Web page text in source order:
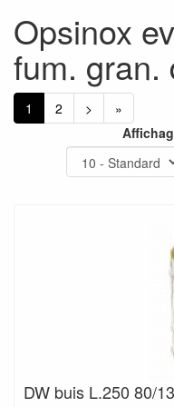
Opsinox
fum. gran.
1 2 >
»
DW buis L.250 80/